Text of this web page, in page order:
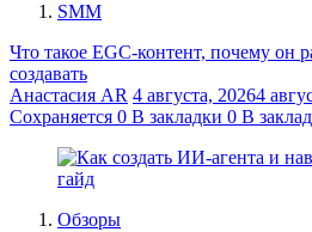
SMM
Что такое EGC-контент, почему он
создавать
Анастасия AR 4 августа, 20264
Сохраняется 0 В закладки 0 В
Обзоры